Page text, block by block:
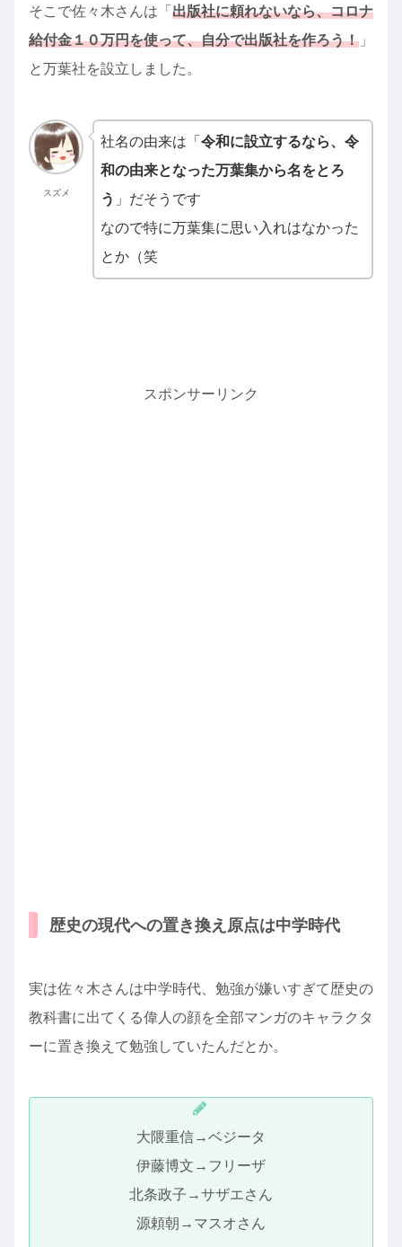
そこで佐々木さんは「 出版社に頼れないなら、コロナ
給付金１０万円を使って、自分で出版社を作ろう！ 」
と万葉社を設立しました。
スズメ
社名の由来は「令和に設立するなら、令
和の由来となった万葉集から名をとろ
う 」だそうです
なので特に万葉集に思い入れはなかった
とか（笑
スポンサーリンク
歴史の現代への置き換え原点は中学時代
実は佐々木さんは中学時代、勉強が嫌いすぎて歴史の
教科書に出てくる偉人の顔を全部マンガのキャラクタ
ーに置き換えて勉強していたんだとか。
大隈重信→ベジータ
伊藤博文→フリーザ
北条政子→サザエさん
源頼朝→マスオさん